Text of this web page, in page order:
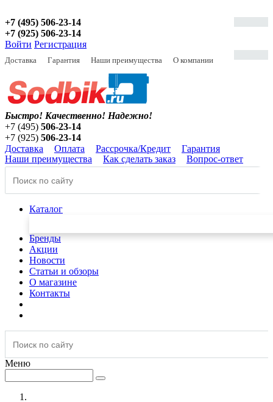
+7 (495) 506-23-14
+7 (925) 506-23-14
Войти Регистрация
Доставка Гарантия Наши преимущества О компании
Быстро! Качественно! Надежно!
+7 (495) 506-23-14
+7 (925) 506-23-14
Доставка
Оплата Рассрочка/Кредит
Гарантия
Наши преимущества
Как сделать заказ Вопрос-ответ
Каталог
Бренды
Акции
Новости
Статьи и обзоры
О магазине
Контакты
Меню